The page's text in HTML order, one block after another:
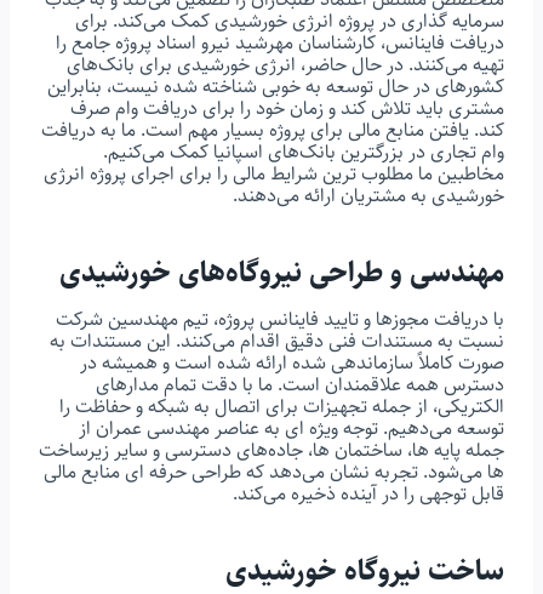
سرمایه گذاری در پروژه انرژی خورشیدی کمک می‌کند. برای
دریافت فاینانس، کارشناسان مهرشید نیرو اسناد پروژه جامع را
تهیه می‌‌کنند. در حال حاضر، انرژی خورشیدی برای بانک‌های
کشورهای در حال توسعه به خوبی شناخته شده نیست، بنابراین
مشتری باید تلاش کند و زمان خود را برای دریافت وام صرف
کند. یافتن منابع مالی برای پروژه بسیار مهم است. ما به دریافت
وام تجاری در بزرگترین بانک‌های اسپانیا کمک می‌کنیم.
مخاطبین ما مطلوب ترین شرایط مالی را برای اجرای پروژه انرژی
خورشیدی به مشتریان ارائه می‌دهند.
مهندسی و طراحی نیروگاه‌های خورشیدی
با دریافت مجوزها و تایید فاینانس پروژه، تیم مهندسین شرکت
نسبت به مستندات فنی دقیق اقدام می‌کنند. این مستندات به
صورت کاملاً سازماندهی شده ارائه شده است و همیشه در
دسترس همه علاقمندان است. ما با دقت تمام مدارهای
الکتریکی، از جمله تجهیزات برای اتصال به شبکه و حفاظت را
توسعه می‌دهیم. توجه ویژه ای به عناصر مهندسی عمران از
جمله پایه ها، ساختمان ها، جاده‌های دسترسی و سایر زیرساخت
ها می‌شود. تجربه نشان می‌دهد که طراحی حرفه ای منابع مالی
قابل توجهی را در آینده ذخیره می‌کند.
ساخت نیروگاه خورشیدی